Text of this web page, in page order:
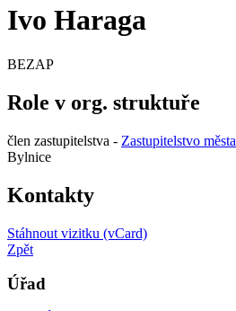
Ivo Haraga
BEZAP
Role v org. struktuře
člen zastupitelstva - Zastupitelstvo města
Bylnice
Kontakty
Stáhnout vizitku (vCard)
Zpět
Úřad